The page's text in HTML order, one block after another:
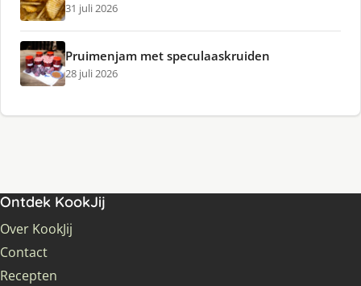
31 juli 2026
Pruimenjam met speculaaskruiden
28 juli 2026
Ontdek KookJij
Over KookJij
Contact
Recepten